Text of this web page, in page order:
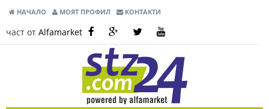
НАЧАЛО МОЯТ ПРОФИЛ КОНТАКТИ
част от Alfamarket